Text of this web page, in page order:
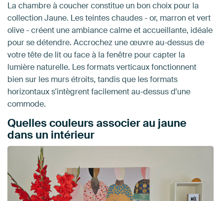
La chambre à coucher constitue un bon choix pour la
collection Jaune. Les teintes chaudes - or, marron et vert
olive - créent une ambiance calme et accueillante, idéale
pour se détendre. Accrochez une œuvre au-dessus de
votre tête de lit ou face à la fenêtre pour capter la
lumière naturelle. Les formats verticaux fonctionnent
bien sur les murs étroits, tandis que les formats
horizontaux s'intègrent facilement au-dessus d'une
commode.
Quelles couleurs associer au jaune
dans un intérieur